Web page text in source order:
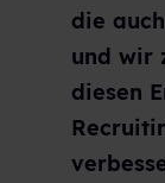
die
und wir
diesen